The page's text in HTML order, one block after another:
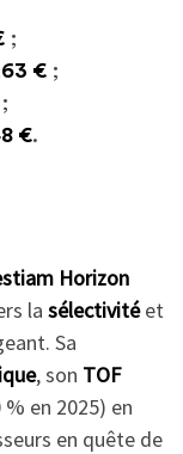
;
€;
€.
Horizon
la sélectivitéet
Sa
, son TOF
en 2025) en
en quête de